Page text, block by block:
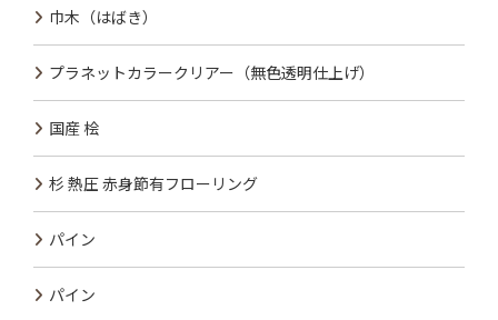
巾木（はばき）
プラネットカラークリアー（無色透明仕上げ）
国産 桧
杉 熱圧 赤身節有フローリング
パイン
パイン